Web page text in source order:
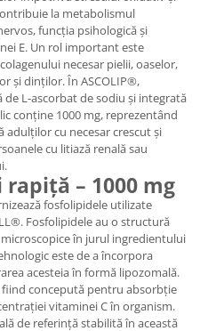
la metabolismul
funcția psihologică și
E. Un rol important este
necesar pielii, oaselor,
și dinților. În ASCOLIP®,
L-ascorbat de sodiu și integrată
conține 1000 mg, reprezentând
adulților cu necesar crescut și
cu litiază renală sau
– 1000 mg
fosfolipidele utilizate
Fosfolipidele au o structură
în jurul ingredientului
este de a încorpora
acesteia în formă lipozomală.
concepută pentru absorbție
vitaminei C în organism.
de referință stabilită în această